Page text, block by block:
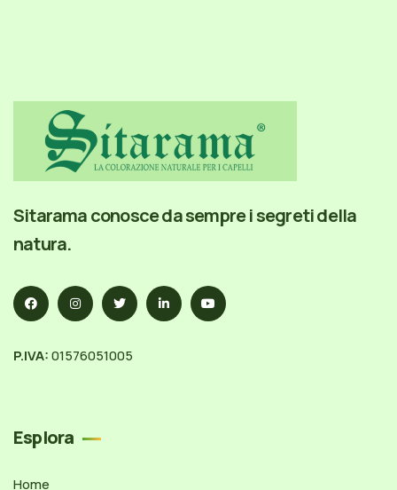
Sitarama conosce da sempre i segreti della
natura.
P.IVA:01576051005
Esplora
Home